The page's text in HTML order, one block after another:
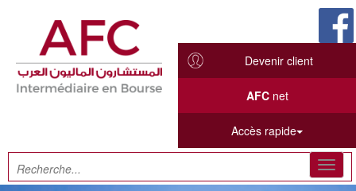
Devenir client
AFCnet
Accès rapide